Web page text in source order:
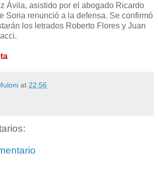
Ávila, asistido por el abogado Ricardo
Soria renunció a la defensa. Se confirmó
los letrados Roberto Flores y Juan
at 22:56